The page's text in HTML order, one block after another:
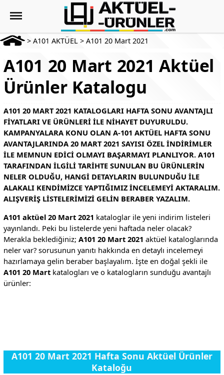
> A101 AKTÜEL > A101 20 Mart 2021
A101 20 Mart 2021 Aktüel
Ürünler Katalogu
A101 20 MART 2021 KATALOGLARI HAFTA SONU AVANTAJLI
FIYATLARI VE ÜRÜNLERI ILE NIHAYET DUYURULDU.
KAMPANYALARA KONU OLAN A-101 AKTÜEL HAFTA SONU
AVANTAJLARINDA 20 MART 2021 SAYISI ÖZEL INDIRIMLER
ILE MEMNUN EDICI OLMAYI BAŞARMAYI PLANLIYOR. A101
TARAFINDAN ILGILI TARIHTE SUNULAN BU ÜRÜNLERIN
NELER OLDUĞU, HANGI DETAYLARIN BULUNDUĞU ILE
ALAKALI KENDIMIZCE YAPTIĞIMIZ INCELEMEYI AKTARALIM.
ALIŞVERIŞ LISTELERIMIZI GELIN BERABER YAZALIM.
A101 aktüel 20 Mart 2021 kataloglar ile yeni indirim listeleri
yayınlandı. Peki bu listelerde yeni haftada neler olacak?
Merakla beklediğiniz; A101 20 Mart 2021 aktüel kataloglarında
neler var? sorusunun yanıtı hakkında en detaylı incelemeyi
hazırlamaya gelin beraber başlayalım. İşte en doğal şekli ile
A101 20 Martkatalogları ve o katalogların sunduğu avantajlı
ürünler:
A101 20 Mart 2021 Hafta Sonu Aktüel Ürünler
Kataloğu